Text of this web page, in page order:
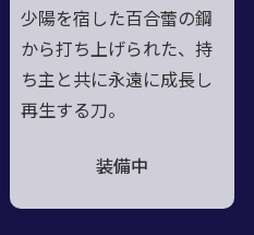
少陽を宿した百合蕾の鋼
から打ち上げられた、持
ち主と共に永遠に成長し
再生する刀。
装備中